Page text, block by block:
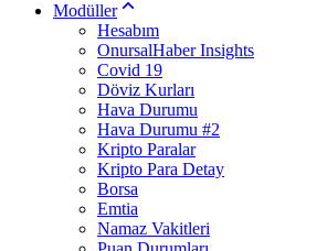
Modüller
Hesabım
OnursalHaber Insights
Covid 19
Döviz Kurları
Hava Durumu
Hava Durumu #2
Kripto Paralar
Kripto Para Detay
Borsa
Emtia
Namaz Vakitleri